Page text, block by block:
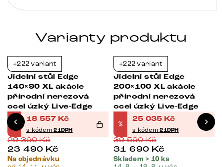
Varianty produktu
+222 variant
Jídelní stůl Edge
140×90 XL akácie
přírodní nerezová
ocel úzký Live-Edge
%
18 557 Kč
s kódem21DPH
29 390Kč
23 490 Kč
Na objednávku
+222 variant
Jídelní stůl Edge
200×100 XL akácie
přírodní nerezová
ocel úzký Live-Edge
%
25 035 Kč
s kódem21DPH
39 590Kč
31 690 Kč
Skladem > 10 ks